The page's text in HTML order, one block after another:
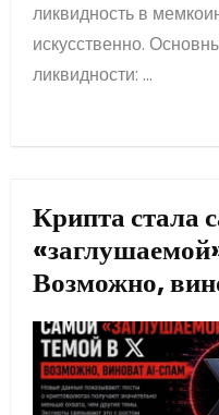
ликвидность в
искусственно.
ликвидности: ...
Крипта стала
Возможно,